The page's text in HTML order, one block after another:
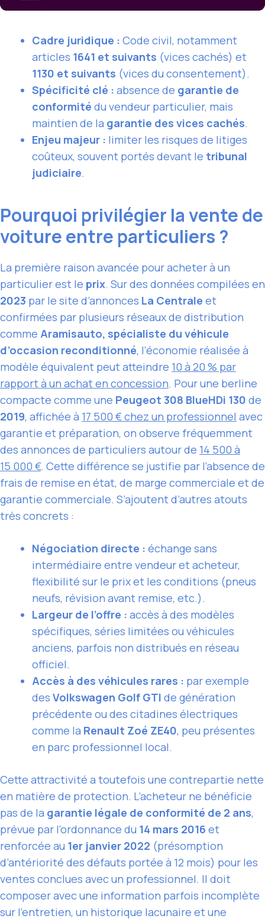
Cadre juridique : Code civil, notamment
articles 1641 et suivants (vices cachés) et
1130 et suivants (vices du consentement).
Spécificité clé : absence de garantie de
conformité du vendeur particulier, mais
maintien de la garantie des vices cachés.
Enjeu majeur : limiter les risques de litiges
coûteux, souvent portés devant le tribunal
judiciaire.
Pourquoi privilégier la vente de
voiture entre particuliers ?
La première raison avancée pour acheter à un
particulier est le prix. Sur des données compilées en
2023 par le site d’annonces La Centrale et
confirmées par plusieurs réseaux de distribution
comme Aramisauto, spécialiste du véhicule
d’occasion reconditionné, l’économie réalisée à
modèle équivalent peut atteindre 10 à 20 % par
rapport à un achat en concession. Pour une berline
compacte comme une Peugeot 308 BlueHDi 130 de
2019, affichée à 17 500 € chez un professionnel avec
garantie et préparation, on observe fréquemment
des annonces de particuliers autour de 14 500 à
15 000 €. Cette différence se justifie par l’absence de
frais de remise en état, de marge commerciale et de
garantie commerciale. S’ajoutent d’autres atouts
très concrets :
Négociation directe : échange sans
intermédiaire entre vendeur et acheteur,
flexibilité sur le prix et les conditions (pneus
neufs, révision avant remise, etc.).
Largeur de l’offre : accès à des modèles
spécifiques, séries limitées ou véhicules
anciens, parfois non distribués en réseau
officiel.
Accès à des véhicules rares : par exemple
des Volkswagen Golf GTI de génération
précédente ou des citadines électriques
comme la Renault Zoé ZE40, peu présentes
en parc professionnel local.
Cette attractivité a toutefois une contrepartie nette
en matière de protection. L’acheteur ne bénéficie
pas de la garantie légale de conformité de 2 ans,
prévue par l’ordonnance du 14 mars 2016 et
renforcée au 1er janvier 2022 (présomption
d’antériorité des défauts portée à 12 mois) pour les
ventes conclues avec un professionnel. Il doit
composer avec une information parfois incomplète
sur l’entretien, un historique lacunaire et une